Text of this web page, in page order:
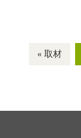
« 取材